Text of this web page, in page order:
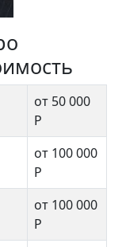
от 50 000
Р
от 100 000
Р
от 100 000
Р